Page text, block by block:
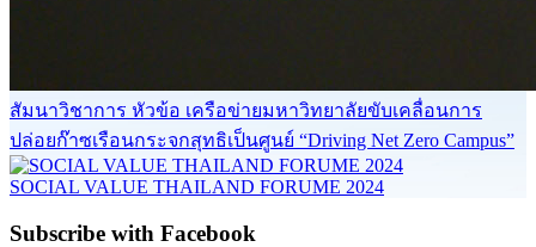
สัมนาวิชาการ หัวข้อ เครือข่ายมหาวิทยาลัยขับเคลื่อนการ
ปล่อยก๊าซเรือนกระจกสุทธิเป็นศูนย์ “Driving Net Zero Campus”
SOCIAL VALUE THAILAND FORUME 2024
Subscribe with Facebook